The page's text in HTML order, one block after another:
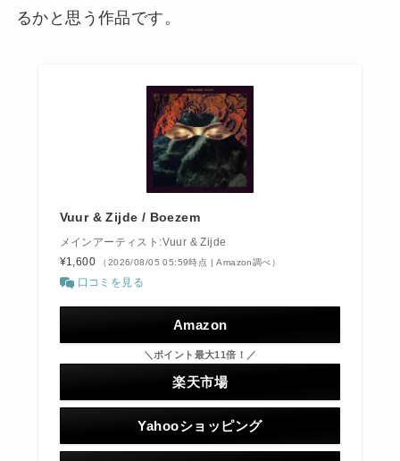
るかと思う作品です。
Vuur & Zijde / Boezem
メインアーティスト:Vuur & Zijde
¥1,600
（2026/08/05 05:59時点 | Amazon調べ）
口コミを見る
Amazon
＼ポイント最大11倍！／
楽天市場
Yahooショッピング